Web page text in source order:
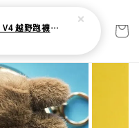
瑞士【Compressport】V4 越野跑襪(2024新色)